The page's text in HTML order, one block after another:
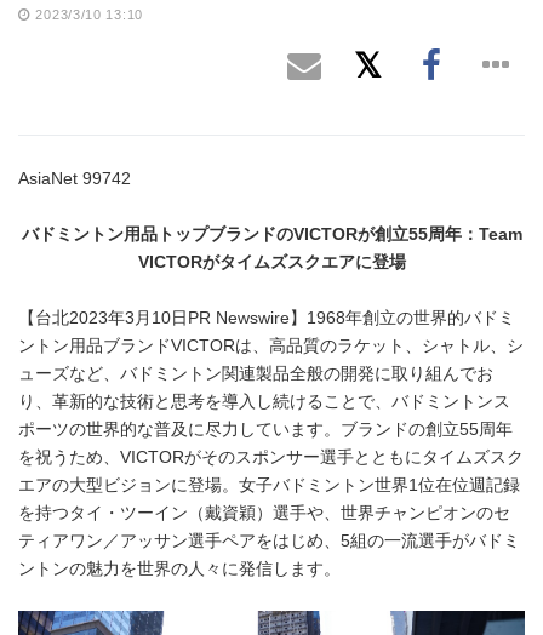
2023/3/10 13:10
AsiaNet 99742
バドミントン用品トップブランドのVICTORが創立55周年： Team
VICTORがタイムズスクエアに登場
【台北2023年3月10日PR Newswire】1968年創立の世界的バドミ
ントン用品ブランドVICTORは、高品質のラケット、シャトル、シ
ューズなど、バドミントン関連製品全般の開発に取り組んでお
り、革新的な技術と思考を導入し続けることで、バドミントンス
ポーツの世界的な普及に尽力しています。ブランドの創立55周年
を祝うため、VICTORがそのスポンサー選手とともにタイムズスク
エアの大型ビジョンに登場。女子バドミントン世界1位在位週記録
を持つタイ・ツーイン（戴資穎）選手や、世界チャンピオンのセ
ティアワン／アッサン選手ペアをはじめ、5組の一流選手がバドミ
ントンの魅力を世界の人々に発信します。